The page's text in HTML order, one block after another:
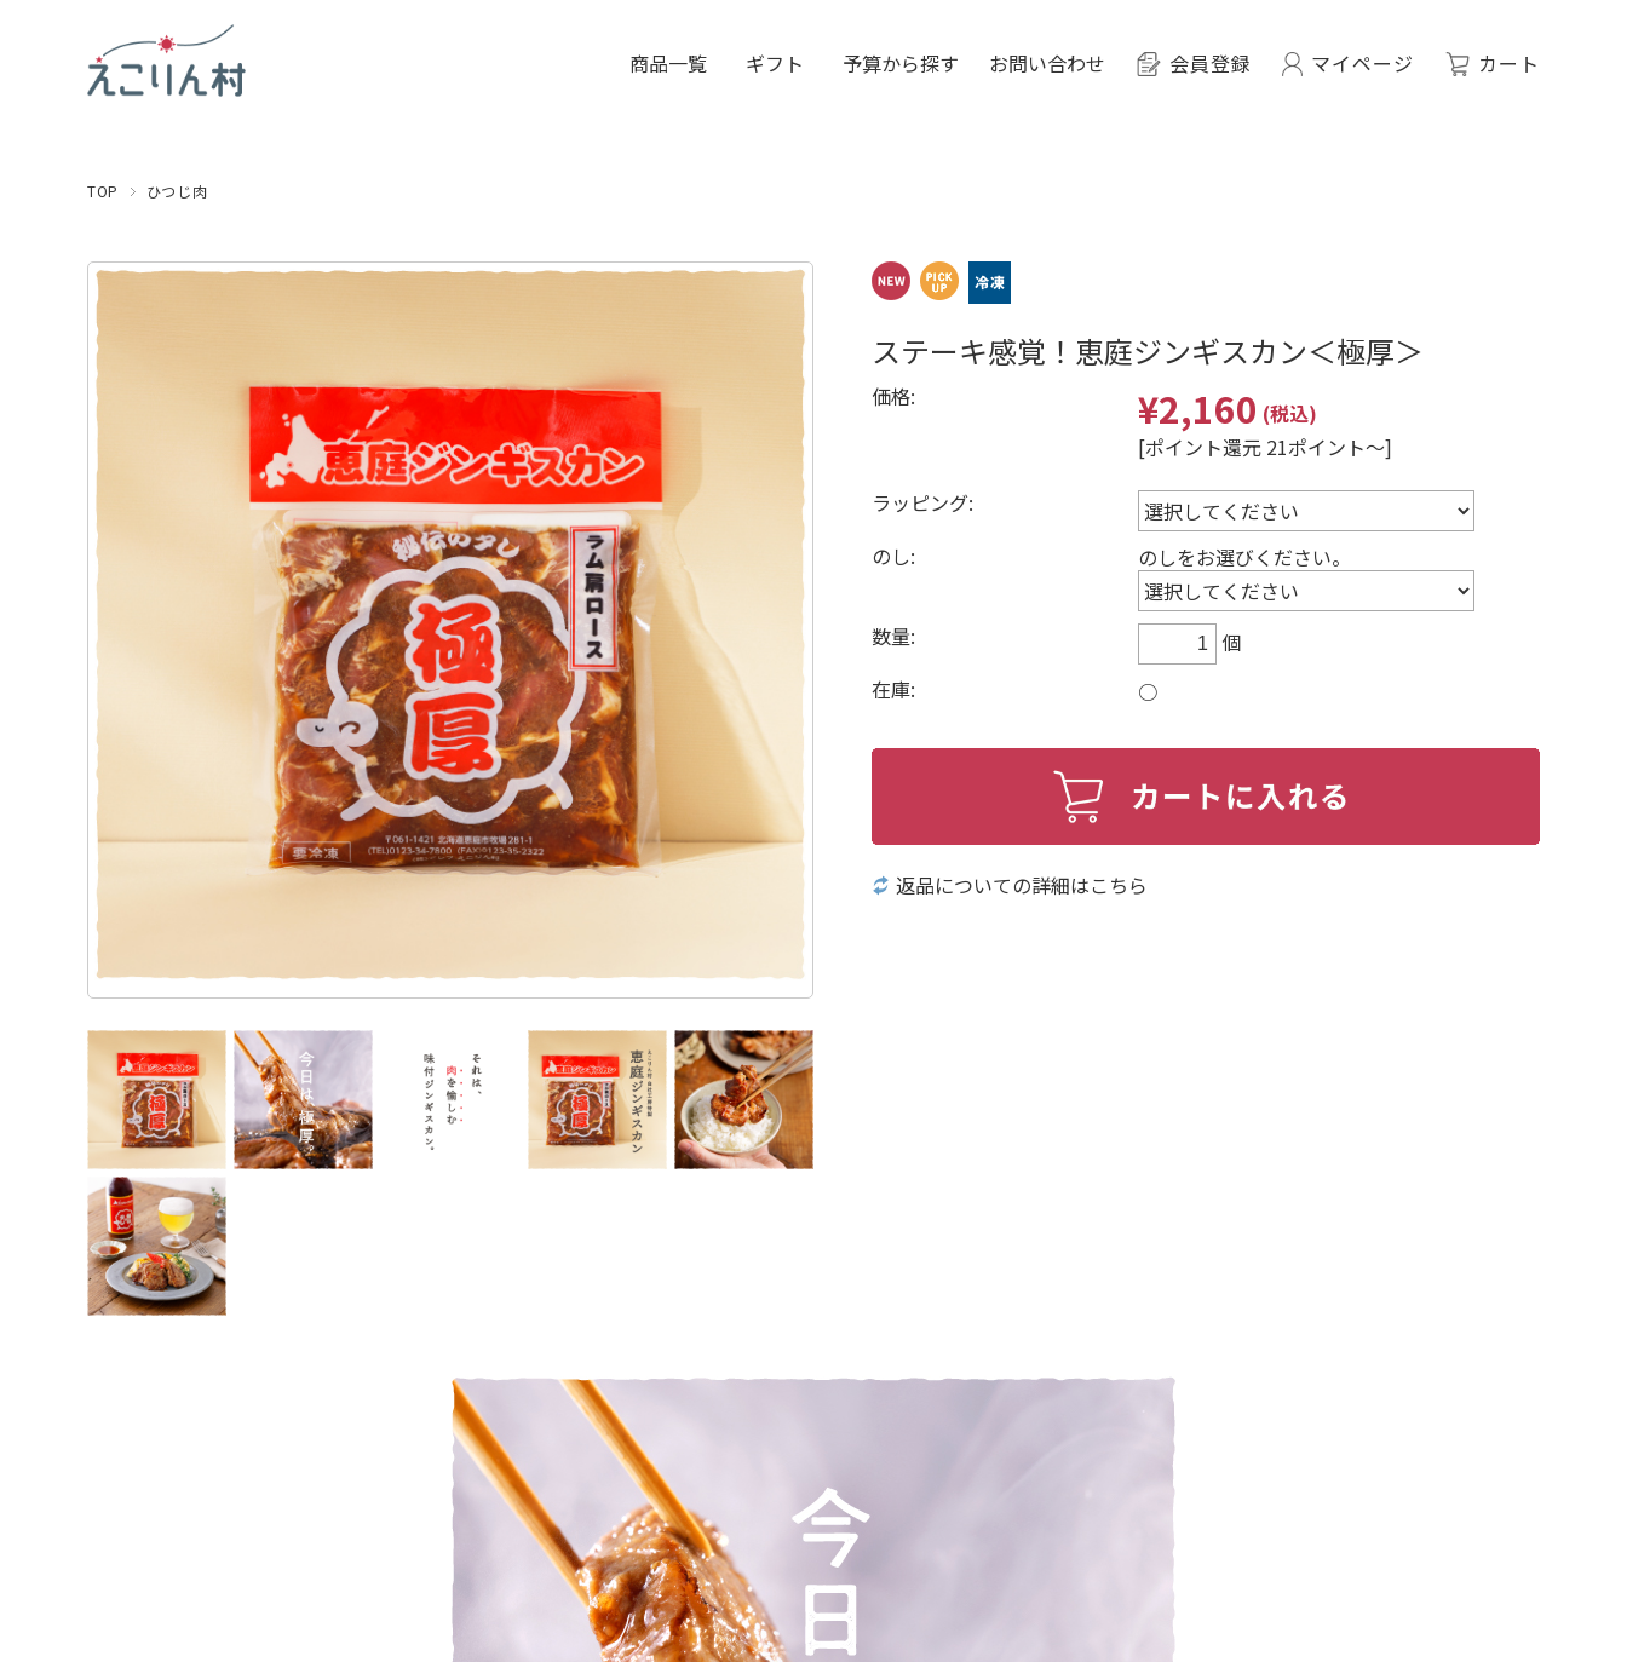
商品一覧 ギフト 予算から探す お問い合わせ 会員登録 マイページ カート
TOP ひつじ肉
ステーキ感覚！恵庭ジンギスカン＜極厚＞
価格: ¥2,160 (税込)
[ポイント還元 21ポイント～]
ラッピング:
のし:
のしをお選びください。
数量:
個
在庫:
○
返品についての詳細はこちら